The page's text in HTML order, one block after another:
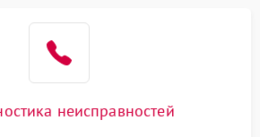
неисправностей